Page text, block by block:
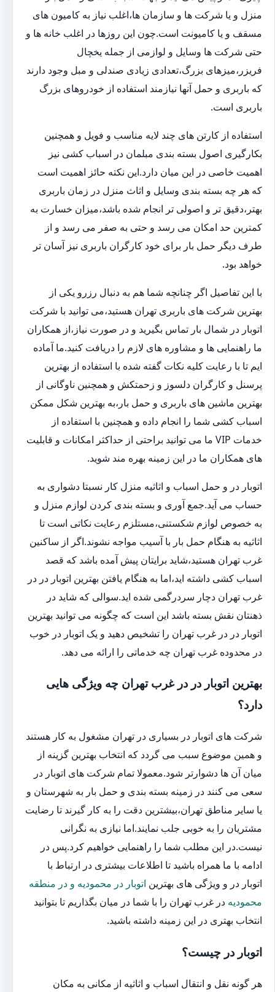
منزل و یا شرکت ها و سازمان ها،اغلب نیاز به کامیون های
مسقف و یا کامیونت است.چون این روزها در اغلب خانه ها و
حتی شرکت ها وسایل و لوازمی از جمله یخچال
فریزر،میزهای بزرگ،تعدادی زیادی صندلی و مبل وجود دارند
که باربری و حمل آنها نیازمند استفاده از خودروهای بزرگ
باربری است.
استفاده از کارتن های چند لایه مناسب و فویل و همچنین
بکارگیری اصول بسته بندی مبلمان در اسباب کشی نیز
اهمیت خاصی در این میان دارد.این نکته حائز اهمیت است
که هر چه بسته بندی وسایل و اثاث منزل در زمان باربری
بهتر،دقیق تر و اصولی تر انجام شده باشد،میزان خسارت به
کمترین حد امکان می رسد و حتی به صفر می رسد و از
طرف دیگر حمل بار برای خود کارگران باربری نیز آسان تر
خواهد بود.
با این تفاصیل اگر چنانچه شما هم به دنبال رزرو یکی از
بهترین شرکت های باربری تهران هستید،می توانید با شرکت
اتوبار در شمال بار تماس بگیرید و در صورت نیاز،از همکاران
ما راهنمایی ها و مشاوره های لازم را دریافت کنید.ما آماده
ایم تا با رعایت کلیه نکات گفته شده با استفاده از بهترین
پرسنل و کارگران دلسوز و زحمتکش و همچنین ناوگانی از
بهترین ماشین های باربری و حمل بار،به بهترین شکل ممکن
اسباب کشی شما را انجام داده و همچنین با استفاده از
خدمات VIP ما می توانید براحتی از حداکثر امکانات و قابلیت
های همکاران ما در این زمینه بهره مند شوید.
اتوبار در و حمل اسباب و اثاثیه منزل کار نسبتا دشواری به
حساب می آید.جمع آوری و بسته بندی کردن لوازم منزل و
به خصوص لوازم شکستنی،مستلزم رعایت نکاتی است تا
اثاثیه به هنگام حمل بار با آسیب مواجه نشوند.اگر از ساکنین
غرب تهران هستید،شاید برایتان پیش آمده باشد که قصد
اسباب کشی داشته اید،اما به هنگام یافتن بهترین اتوبار در در
غرب تهران دچار سردرگمی شده اید.سوالی که شاید در
ذهنتان نقش بسته باشد این است که چگونه می توانید بهترین
اتوبار در در غرب تهران را تشخیص دهید و یک اتوبار در خوب
در محدوده غرب تهران چه خدماتی را ارائه می دهد.
بهترین اتوبار در در غرب تهران چه ویژگی هایی
دارد؟
شرکت های اتوبار در بسیاری در تهران مشغول به کار هستند
و همین موضوع سبب می گردد که انتخاب بهترین گزینه از
میان آن ها دشوارتر شود.معمولا تمام شرکت های اتوبار در
سعی می کنند در زمینه بسته بندی و حمل بار به شهرستان و
یا سایر مناطق تهران،بیشترین دقت را به کار گیرند تا رضایت
مشتریان را به خوبی جلب نمایند.اما نیازی به نگرانی
نیست.در این مطلب شما را راهنمایی خواهیم کرد.پس در
ادامه با ما همراه باشید تا اطلاعات بیشتری در ارتباط با
اتوبار در و ویژگی های بهترین اتوبار در محمودیه و در منطقه
محمودیه در غرب تهران را با شما در میان بگذاریم تا بتوانید
انتخاب بهتری در این زمینه داشته باشید.
اتوبار در چیست؟
هر گونه نقل و انتقال اسباب و اثاثیه از مکانی به مکان